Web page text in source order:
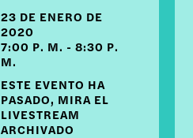
23 DE ENERO DE
2020
7:00 P. M. - 8:30 P.
M.
ESTE EVENTO HA
PASADO, MIRA EL
LIVESTREAM
ARCHIVADO